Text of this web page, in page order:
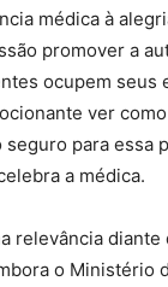
médica à
promover a
ocupem seus
ver
para essa
a médica.
relevância diante
o Ministério